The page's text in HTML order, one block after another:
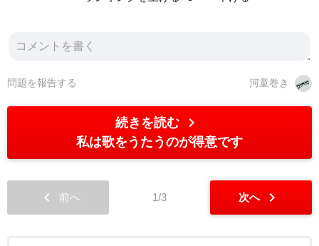
河童巻き
問題を報告する
続きを読む chevron_right
私は歌をうたうのが得意です
chevron_left 前へ 1/3 次へ chevron_right